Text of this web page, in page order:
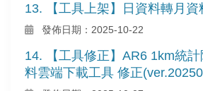
13. 【工具上架】日資料轉月資
發佈日期：2025-10-22
14. 【工具修正】AR6 1km統
料雲端下載工具 修正